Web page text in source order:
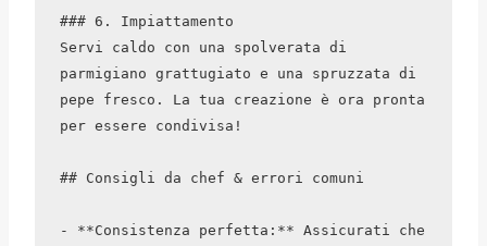
### 6. Impiattamento
Servi caldo con una spolverata di
parmigiano grattugiato e una spruzzata di
pepe fresco. La tua creazione è ora pronta
per essere condivisa!
## Consigli da chef & errori comuni
- **Consistenza perfetta:** Assicurati che